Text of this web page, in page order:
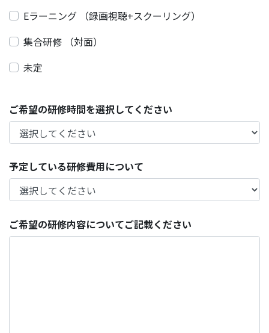
Eラーニング （録画視聴+スクーリング）
集合研修 （対面）
未定
ご希望の研修時間を選択してください
予定している研修費用について
ご希望の研修内容についてご記載ください